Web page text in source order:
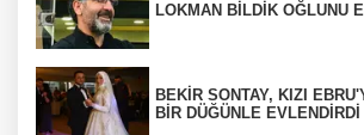
LOKMAN BİLDİK OĞLUNU
BEKİR SONTAY, KIZI
BİR DÜĞÜNLE EVLENDİRDİ